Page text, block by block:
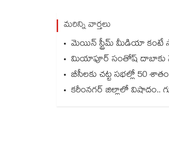
మరిన్ని వార్తలు
మెయిన్ స్ట్రీమ్ మీడియా కంటే
మియాపూర్ సంతోష్ దాబాకు
బీసీలకు చట్ట సభల్లో 50
కరీంనగర్ జిల్లాలో విషాదం..